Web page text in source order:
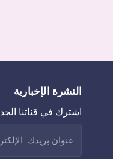
النشرة الإخبارية
اشترك في قناتنا